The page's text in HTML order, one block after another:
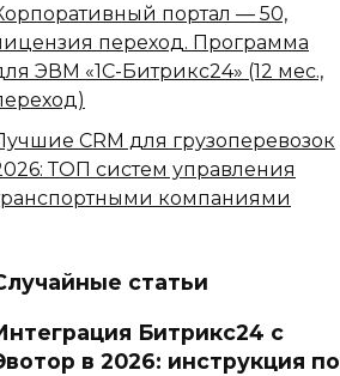
портал — 50,
переход. Программа
ЭВМ «1С-Битрикс24» (12 мес.,
CRM для грузоперевозок
ТОП систем управления
компаниями
статьи
Битрикс24 с
в 2026: инструкция по